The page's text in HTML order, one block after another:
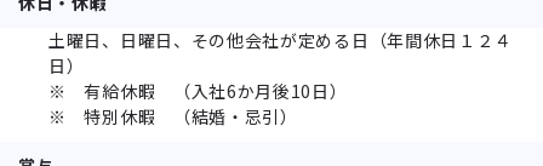
土曜日、日曜日、その他会社が定める日（年間休日１２４
日）
※ 有給休暇 （入社6か月後10日）
※ 特別休暇 （結婚・忌引）